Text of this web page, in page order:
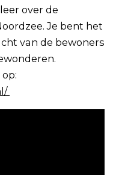
over de
Je bent het
van de bewoners